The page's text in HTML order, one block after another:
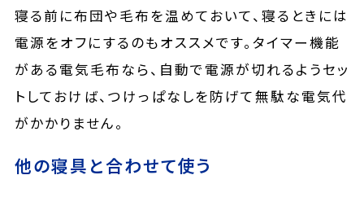
寝る前に布団や毛布を温めておいて、寝るときには
電源をオフにするのもオススメです。タイマー機能
がある電気毛布なら、自動で電源が切れるようセッ
トしておけば、つけっぱなしを防げて無駄な電気代
がかかりません。
他の寝具と合わせて使う